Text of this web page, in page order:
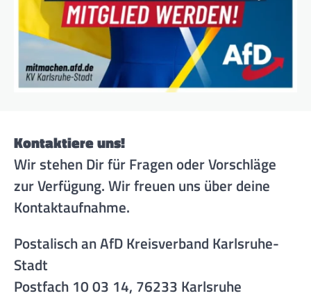
Kontaktiere uns!
Wir stehen Dir für Fragen oder Vorschläge
zur Verfügung. Wir freuen uns über deine
Kontaktaufnahme.
Postalisch an AfD Kreisverband Karlsruhe-
Stadt
Postfach 10 03 14, 76233 Karlsruhe